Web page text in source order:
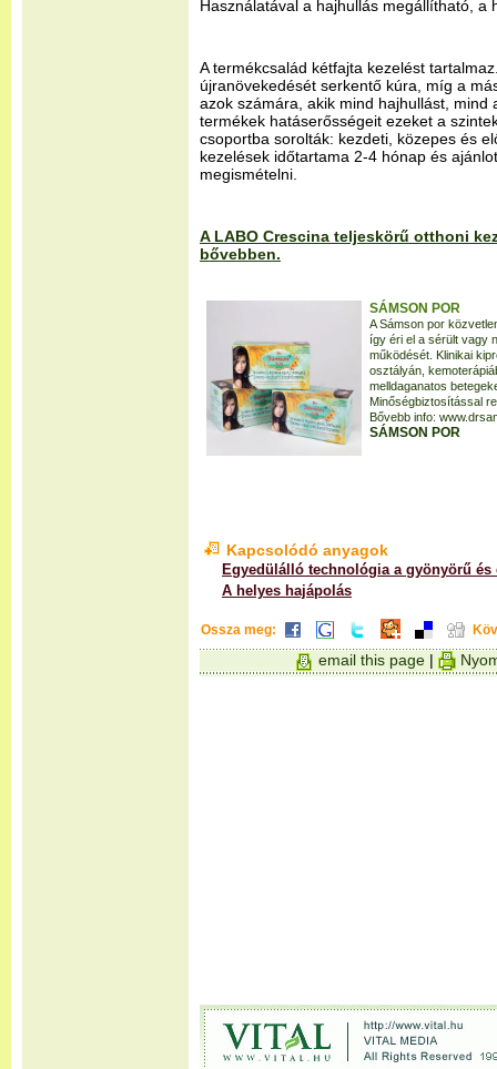
Használatával a hajhullás megállítható, a
A termékcsalád kétfajta kezelést
újranövekedését serkentő kúra, míg a
azok számára, akik mind hajhullást, mind
termékek hatáserősségeit ezeket a
csoportba sorolták: kezdeti, közepes és
kezelések időtartama 2-4 hónap és
megismételni.
A LABO Crescina teljeskörű otthoni
bővebben.
SÁMSON POR
A Sámson por
így éri el a sérült vagy
működését. Klinikai
osztályán,
melldaganatos
Minőségbiztosítással
Bővebb info:
SÁMSON POR
Kapcsolódó anyagok
Egyedülálló technológia a gyönyörű és
A helyes hajápolás
Ossza meg:
email this page |